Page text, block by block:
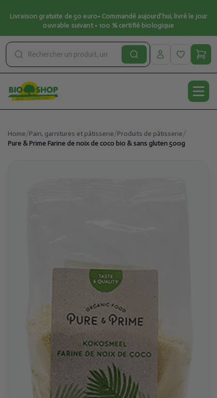
Livraison gratuite de 50 euro• Commandé aujourd’hui, livré le jour
ouvrable suivant • 100 % certifié biologique
Home/Pain, garnitures et pâtisserie/Produits de pâtisserie/
Pure & Prime Farine de noix de coco bio & sans gluten 500g